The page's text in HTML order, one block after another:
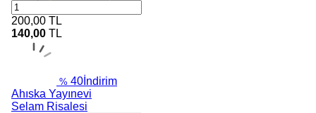
200,00 TL
140,00 TL
% 40 İndirim
Ahıska Yayınevi
Selam Risalesi